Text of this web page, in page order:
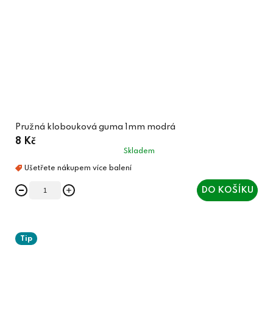
Pružná klobouková guma 1mm modrá
8 Kč
Skladem
DO KOŠÍKU
Tip